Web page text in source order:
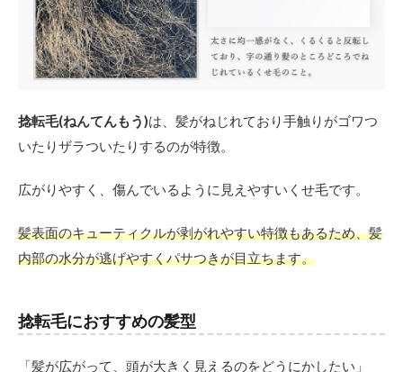
捻転毛(ねんてんもう)は、髪がねじれており手触りがゴワつ
いたりザラついたりするのが特徴。
広がりやすく、傷んでいるように見えやすいくせ毛です。
髪表面のキューティクルが剥がれやすい特徴もあるため、髪
内部の水分が逃げやすくパサつきが目立ちます。
捻転毛におすすめの髪型
「髪が広がって、頭が大きく見えるのをどうにかしたい」